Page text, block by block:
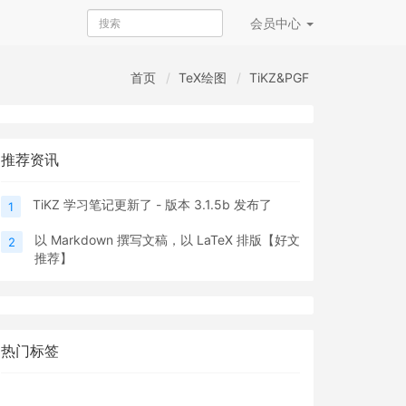
会员中心
首页 TeX绘图 TiKZ&PGF
推荐资讯
1 TiKZ 学习笔记更新了 - 版本 3.1.5b 发布了
2
以 Markdown 撰写文稿，以 LaTeX 排版【好文
推荐】
热门标签